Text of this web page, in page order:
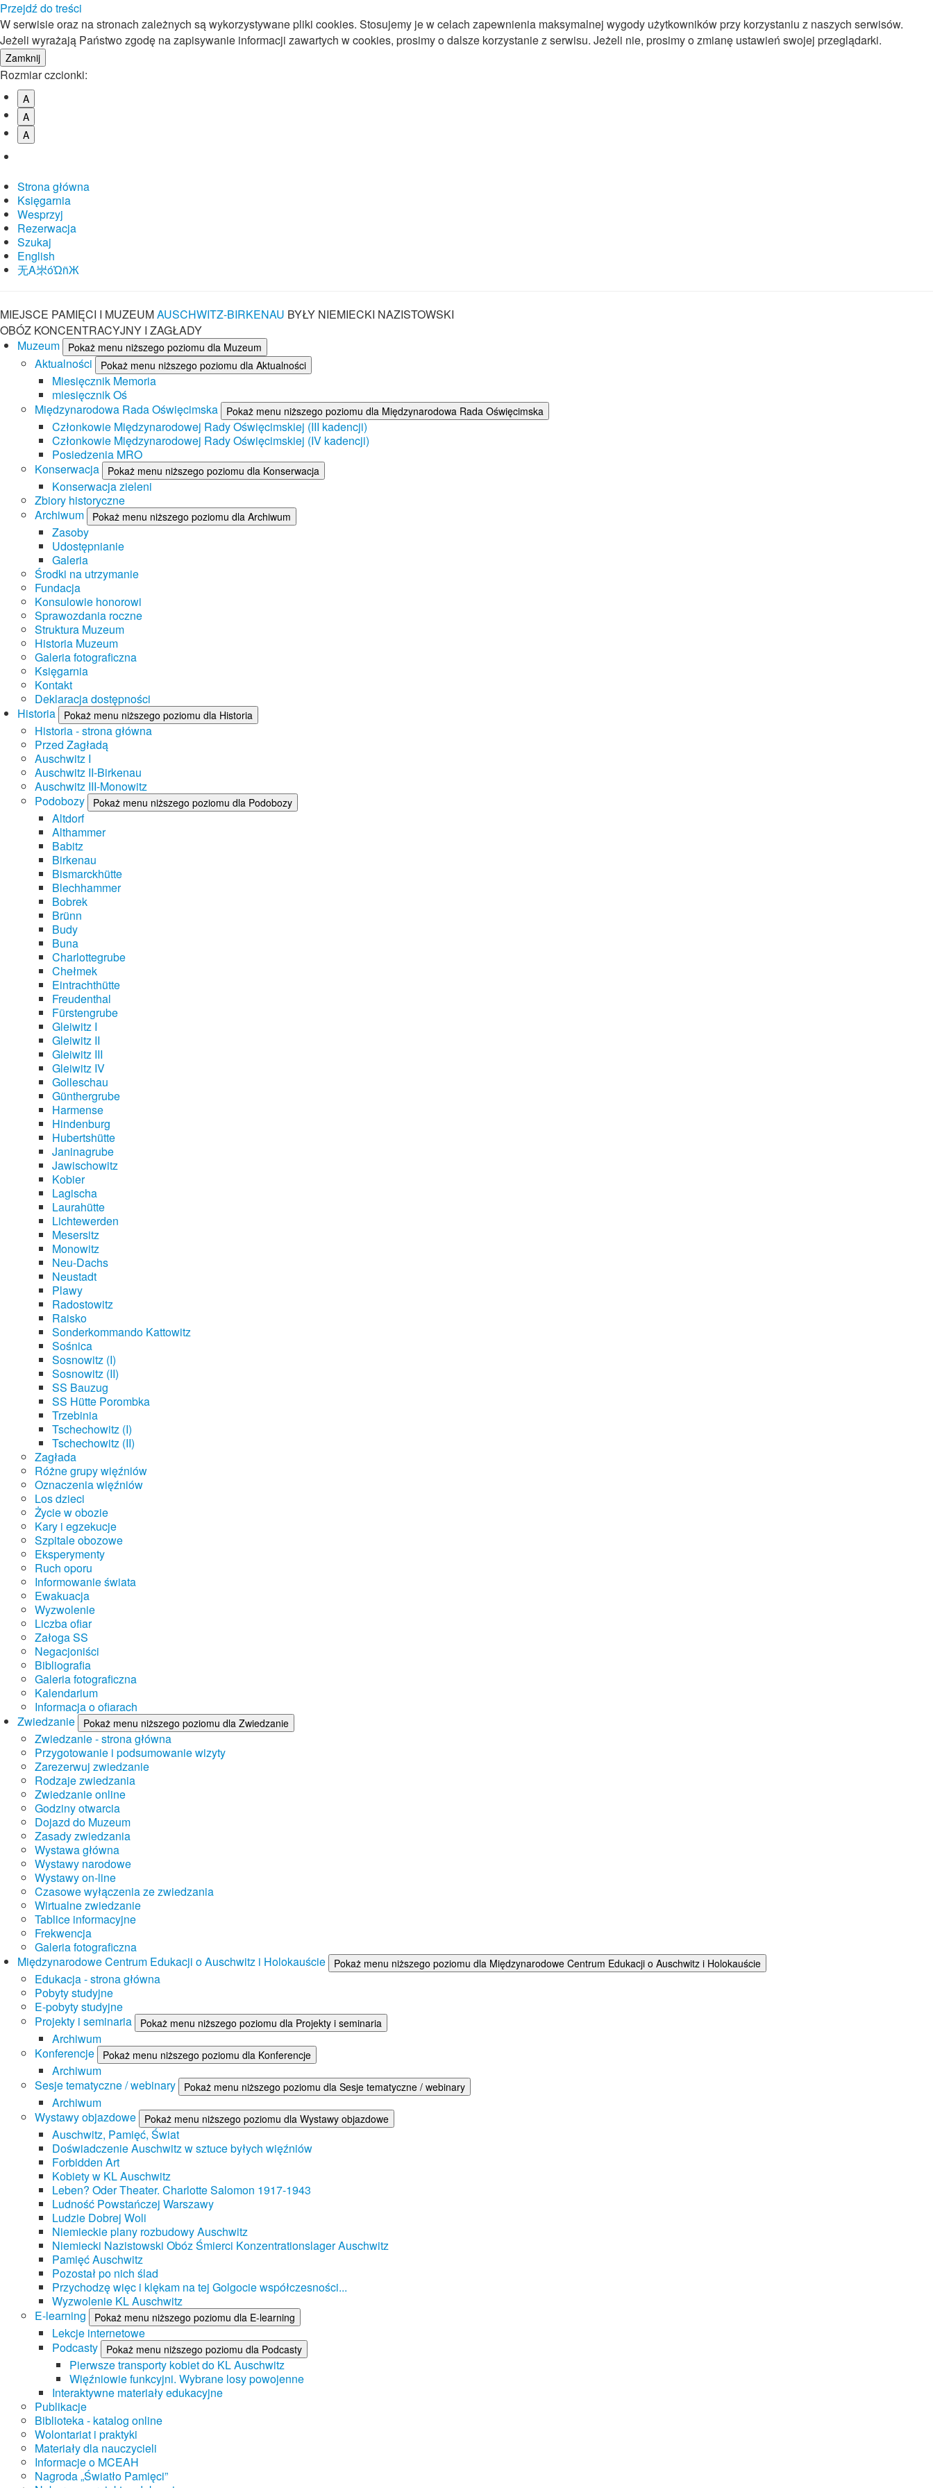
Przejdź do treści
W serwisie oraz na stronach zależnych są wykorzystywane pliki cookies. Stosujemy je w celach zapewnienia maksymalnej wygody użytkowników przy korzystaniu z naszych serwisów.
Jeżeli wyrażają Państwo zgodę na zapisywanie informacji zawartych w cookies, prosimy o dalsze korzystanie z serwisu. Jeżeli nie, prosimy o zmianę ustawień swojej przeglądarki.
Rozmiar czcionki:
A
A
A
Strona główna
Księgarnia
Wesprzyj
Rezerwacja
Szukaj
English
⽆A㞸óὨñЖ
MIEJSCE PAMIĘCI I MUZEUMAUSCHWITZ-BIRKENAU BYŁY NIEMIECKI NAZISTOWSKI
OBÓZ KONCENTRACYJNY I ZAGŁADY
Muzeum
Pokaż menu niższego poziomu dla Muzeum
Aktualności Pokaż menu niższego poziomu dla Aktualności
Miesięcznik Memoria
miesięcznik Oś
Międzynarodowa Rada Oświęcimska
Pokaż menu niższego poziomu dla Międzynarodowa Rada Oświęcimska
Członkowie Międzynarodowej Rady Oświęcimskiej (III kadencji)
Członkowie Międzynarodowej Rady Oświęcimskiej (IV kadencji)
Posiedzenia MRO
Konserwacja
Pokaż menu niższego poziomu dla Konserwacja
Konserwacja zieleni
Zbiory historyczne
Archiwum
Pokaż menu niższego poziomu dla Archiwum
Zasoby
Udostępnianie
Galeria
Środki na utrzymanie
Fundacja
Konsulowie honorowi
Sprawozdania roczne
Struktura Muzeum
Historia Muzeum
Galeria fotograficzna
Księgarnia
Kontakt
Deklaracja dostępności
Historia
Pokaż menu niższego poziomu dla Historia
Historia - strona główna
Przed Zagładą
Auschwitz I
Auschwitz II-Birkenau
Auschwitz III-Monowitz
Podobozy
Pokaż menu niższego poziomu dla Podobozy
Altdorf
Althammer
Babitz
Birkenau
Bismarckhütte
Blechhammer
Bobrek
Brünn
Budy
Buna
Charlottegrube
Chełmek
Eintrachthütte
Freudenthal
Fürstengrube
Gleiwitz I
Gleiwitz II
Gleiwitz III
Gleiwitz IV
Golleschau
Günthergrube
Harmense
Hindenburg
Hubertshütte
Janinagrube
Jawischowitz
Kobier
Lagischa
Laurahütte
Lichtewerden
Mesersitz
Monowitz
Neu-Dachs
Neustadt
Plawy
Radostowitz
Raisko
Sonderkommando Kattowitz
Sośnica
Sosnowitz (I)
Sosnowitz (II)
SS Bauzug
SS Hütte Porombka
Trzebinia
Tschechowitz (I)
Tschechowitz (II)
Zagłada
Różne grupy więźniów
Oznaczenia więźniów
Los dzieci
Życie w obozie
Kary i egzekucje
Szpitale obozowe
Eksperymenty
Ruch oporu
Informowanie świata
Ewakuacja
Wyzwolenie
Liczba ofiar
Załoga SS
Negacjoniści
Bibliografia
Galeria fotograficzna
Kalendarium
Informacja o ofiarach
Zwiedzanie
Pokaż menu niższego poziomu dla Zwiedzanie
Zwiedzanie - strona główna
Przygotowanie i podsumowanie wizyty
Zarezerwuj zwiedzanie
Rodzaje zwiedzania
Zwiedzanie online
Godziny otwarcia
Dojazd do Muzeum
Zasady zwiedzania
Wystawa główna
Wystawy narodowe
Wystawy on-line
Czasowe wyłączenia ze zwiedzania
Wirtualne zwiedzanie
Tablice informacyjne
Frekwencja
Galeria fotograficzna
Międzynarodowe Centrum Edukacji o Auschwitz i Holokauście
Pokaż menu niższego poziomu dla Międzynarodowe Centrum Edukacji o Auschwitz i Holokauście
Edukacja - strona główna
Pobyty studyjne
E-pobyty studyjne
Projekty i seminaria
Pokaż menu niższego poziomu dla Projekty i seminaria
Archiwum
Konferencje
Pokaż menu niższego poziomu dla Konferencje
Archiwum
Sesje tematyczne / webinary
Pokaż menu niższego poziomu dla Sesje tematyczne / webinary
Archiwum
Wystawy objazdowe
Pokaż menu niższego poziomu dla Wystawy objazdowe
Auschwitz, Pamięć, Świat
Doświadczenie Auschwitz w sztuce byłych więźniów
Forbidden Art
Kobiety w KL Auschwitz
Leben? Oder Theater. Charlotte Salomon 1917-1943
Ludność Powstańczej Warszawy
Ludzie Dobrej Woli
Niemieckie plany rozbudowy Auschwitz
Niemiecki Nazistowski Obóz Śmierci Konzentrationslager Auschwitz
Pamięć Auschwitz
Pozostał po nich ślad
Przychodzę więc i klękam na tej Golgocie współczesności...
Wyzwolenie KL Auschwitz
E-learning
Pokaż menu niższego poziomu dla E-learning
Lekcje internetowe
Podcasty
Pokaż menu niższego poziomu dla Podcasty
Pierwsze transporty kobiet do KL Auschwitz
Więźniowie funkcyjni. Wybrane losy powojenne
Interaktywne materiały edukacyjne
Publikacje
Biblioteka - katalog online
Wolontariat i praktyki
Materiały dla nauczycieli
Informacje o MCEAH
Nagroda „Światło Pamięci”